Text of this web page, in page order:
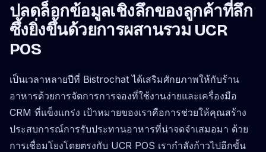
ปลดล็อกข้อมูลเชิงลึกของลูกค้าที่ลึก
ซึ้งยิ่งขึ้นด้วยการผสานรวม UCR
POS
เป็นเวลาหลายปีที่ Bistrochat ได้เสริมศักยภาพให้กับร้าน
อาหารด้วยการจัดการการจองที่ใช้งานง่ายและเครื่องมือ
CRM ที่แข็งแกร่ง เป้าหมายของเราคือการช่วยให้คุณสร้าง
ประสบการณ์การรับประทานอาหารที่น่าจดจำเสมอมา ด้วย
การเชื่อมโยงโดยตรงกับ UCR POS เรากำลังก้าวไปอีกขั้น